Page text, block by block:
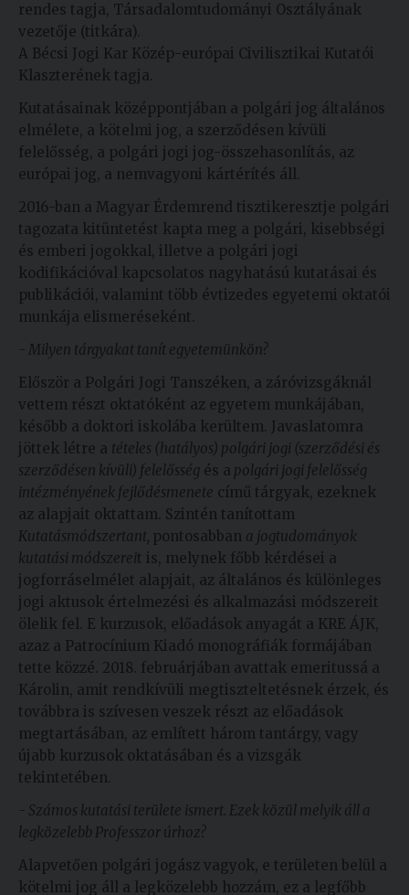
rendes tagja, Társadalomtudományi Osztályának
vezetője (titkára).
A Bécsi Jogi Kar Közép-európai Civilisztikai Kutatói
Klaszterének tagja.
Kutatásainak középpontjában a polgári jog általános
elmélete, a kötelmi jog, a szerződésen kívüli
felelősség, a polgári jogi jog-összehasonlítás, az
európai jog, a nemvagyoni kártérítés áll.
2016-ban a Magyar Érdemrend tisztikeresztje polgári
tagozata kitüntetést kapta meg a polgári, kisebbségi
és emberi jogokkal, illetve a polgári jogi
kodifikációval kapcsolatos nagyhatású kutatásai és
publikációi, valamint több évtizedes egyetemi oktatói
munkája elismeréseként.
- Milyen tárgyakat tanít egyetemünkön?
Először a Polgári Jogi Tanszéken, a záróvizsgáknál
vettem részt oktatóként az egyetem munkájában,
később a doktori iskolába kerültem. Javaslatomra
jöttek létre a tételes (hatályos) polgári jogi (szerződési és
szerződésen kívüli) felelősség és a polgári jogi felelősség
intézményének fejlődésmenete című tárgyak, ezeknek
az alapjait oktattam. Szintén tanítottam
Kutatásmódszertant, pontosabban a jogtudományok
kutatási módszereit is, melynek főbb kérdései a
jogforráselmélet alapjait, az általános és különleges
jogi aktusok értelmezési és alkalmazási módszereit
ölelik fel. E kurzusok, előadások anyagát a KRE ÁJK,
azaz a Patrocínium Kiadó monográfiák formájában
tette közzé. 2018. februárjában avattak emeritussá a
Károlin, amit rendkívüli megtiszteltetésnek érzek, és
továbbra is szívesen veszek részt az előadások
megtartásában, az említett három tantárgy, vagy
újabb kurzusok oktatásában és a vizsgák
tekintetében.
- Számos kutatási területe ismert. Ezek közül melyik áll a
legközelebb Professzor úrhoz?
Alapvetően polgári jogász vagyok, e területen belül a
kötelmi jog áll a legközelebb hozzám, ez a legfőbb